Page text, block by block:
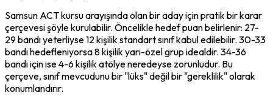
Samsun ACT kursu arayışında olan bir aday için pratik bir karar
çerçevesi şöyle kurulabilir. Öncelikle hedef puan belirlenir: 27-
29 bandı yeterliyse 12 kişilik standart sınıf kabul edilebilir. 30-33
bandı hedefleniyorsa 8 kişilik yarı-özel grup idealdir. 34-36
bandı için ise 4-6 kişilik atölye neredeyse zorunludur. Bu
çerçeve, sınıf mevcudunu bir "lüks" değil bir "gereklilik" olarak
konumlandırır.